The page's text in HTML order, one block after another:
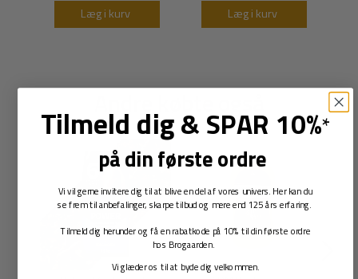
Læg i kurv Læg i kurv
Tilmeld dig&SPAR 10%*
på din første ordre
Vi vil gerne invitere dig til at blive en del af vores univers. Her kan du
se frem til anbefalinger, skarpe tilbud og mere end 125 års erfaring.
Tilmeld dig herunder og få en rabatkode på 10% til din første ordre
hos Brogaarden.
Vi glæder os til at byde dig velkommen.